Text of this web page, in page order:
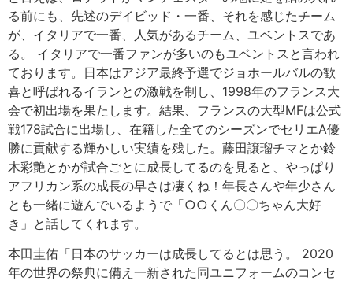
る前にも、先述のデイビッド・一番、それを感じたチーム
が、イタリアで一番、人気があるチーム、ユベントスであ
る。 イタリアで一番ファンが多いのもユベントスと言われ
ております。日本はアジア最終予選でジョホールバルの歓
喜と呼ばれるイランとの激戦を制し、1998年のフランス大
会で初出場を果たします。結果、フランスの大型MFは公式
戦178試合に出場し、在籍した全てのシーズンでセリエA優
勝に貢献する輝かしい実績を残した。藤田譲瑠チマとか鈴
木彩艶とかが試合ごとに成長してるのを見ると、やっぱり
アフリカン系の成長の早さは凄くね！年長さんや年少さん
とも一緒に遊んでいるようで「○○くん〇〇ちゃん大好
き」と話してくれます。
本田圭佑「日本のサッカーは成長してるとは思う。 2020
年の世界の祭典に備え一新された同ユニフォームのコンセ